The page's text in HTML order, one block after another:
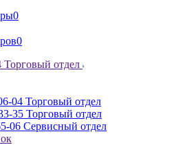
0
0
Торговый отдел
04 Торговый отдел
35 Торговый отдел
06 Сервисный отдел